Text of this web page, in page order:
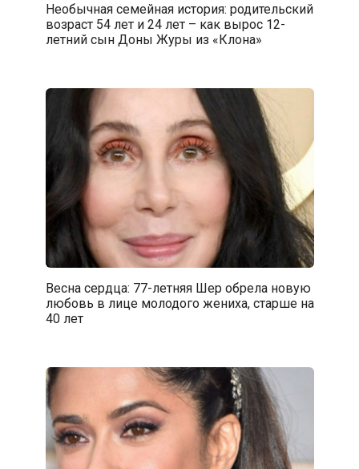
Необычная семейная история: родительский
возраст 54 лет и 24 лет – как вырос 12-
летний сын Доны Журы из «Клона»
Весна сердца: 77-летняя Шер обрела новую
любовь в лице молодого жениха, старше на
40 лет